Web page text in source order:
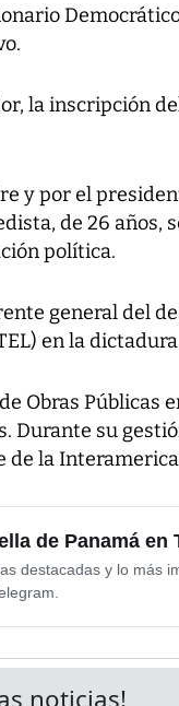
la inscripción
y por el
de 26 años,
política.
general del
en la
Obras Públicas
Durante su
de la
de Panamá en
destacadas y lo más